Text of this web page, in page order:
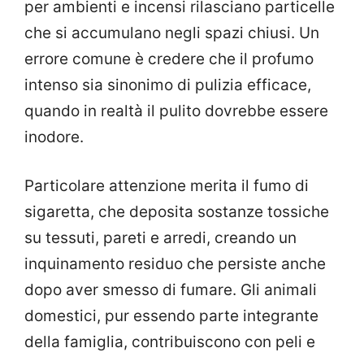
per ambienti e incensi rilasciano particelle
che si accumulano negli spazi chiusi. Un
errore comune è credere che il profumo
intenso sia sinonimo di pulizia efficace,
quando in realtà il pulito dovrebbe essere
inodore.
Particolare attenzione merita il fumo di
sigaretta, che deposita sostanze tossiche
su tessuti, pareti e arredi, creando un
inquinamento residuo che persiste anche
dopo aver smesso di fumare. Gli animali
domestici, pur essendo parte integrante
della famiglia, contribuiscono con peli e